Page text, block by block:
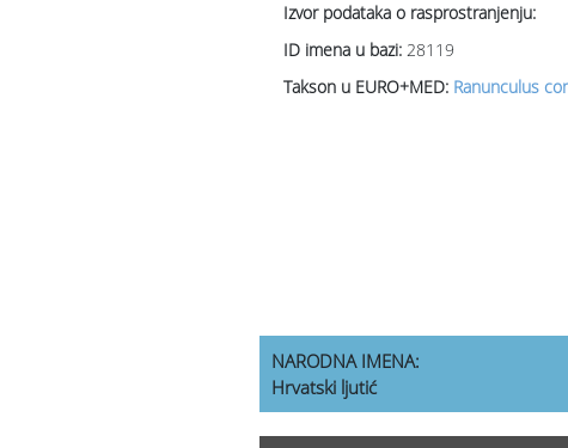
Izvor podataka o rasprostranjenju:
ID imena u bazi: 28119
Takson u EURO+MED: Ranunculus
NARODNA IMENA:
Hrvatski ljutić